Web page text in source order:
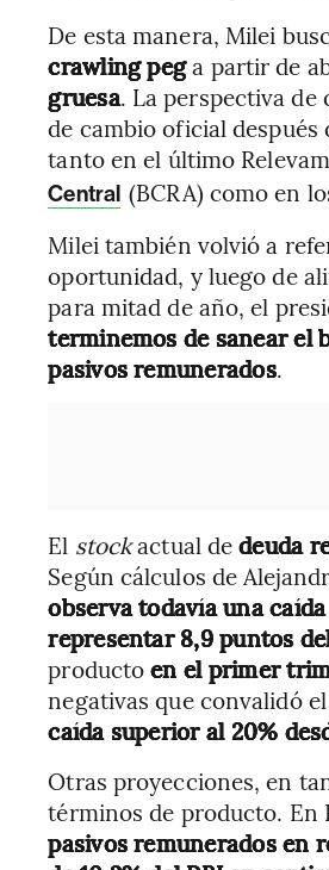
De esta manera, Milei
crawling pega partir de
gruesa. La perspectiva de
de cambio oficial
tanto en el último
Central (BCRA) como en
Milei también volvió a
oportunidad, y luego de
para mitad de año, el
terminemos de sanear el
pasivos remunerados.
El stockactual dedeuda
Según cálculos de
observa todavía una
representar 8,9 puntos
productoen el primer
negativas que convalidó
caída superior al 20%
Otras proyecciones, en
términos de producto. En
pasivos remunerados en